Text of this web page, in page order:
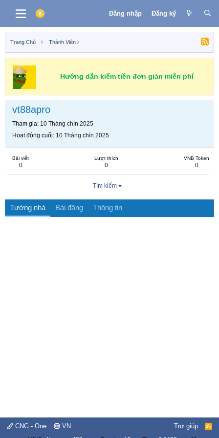
Đăng nhập Đăng ký
Trang Chủ Thành Viên
Hướng dẫn kiếm tiền đơn giản miễn phí
vt88apro
Tham gia 10 Tháng chín 2025
Hoạt động cuối 10 Tháng chín 2025
Bài viết
0
Lượt thích
0
VNB Token
0
Tìm kiếm
Tường nhà Bài đăng Thông tin
CNG - One VN Trợ giúp
R